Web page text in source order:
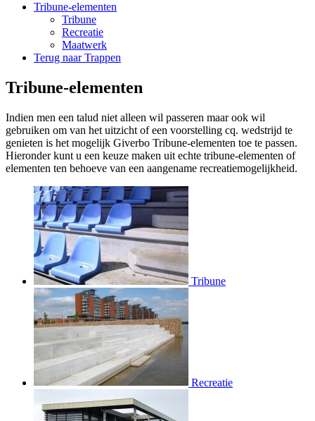
Tribune-elementen
Tribune
Recreatie
Maatwerk
Terug naar Trappen
Tribune-elementen
Indien men een talud niet alleen wil passeren maar ook wil
gebruiken om van het uitzicht of een voorstelling cq. wedstrijd te
genieten is het mogelijk Giverbo Tribune-elementen toe te passen.
Hieronder kunt u een keuze maken uit echte tribune-elementen of
elementen ten behoeve van een aangename recreatiemogelijkheid.
Tribune
Recreatie